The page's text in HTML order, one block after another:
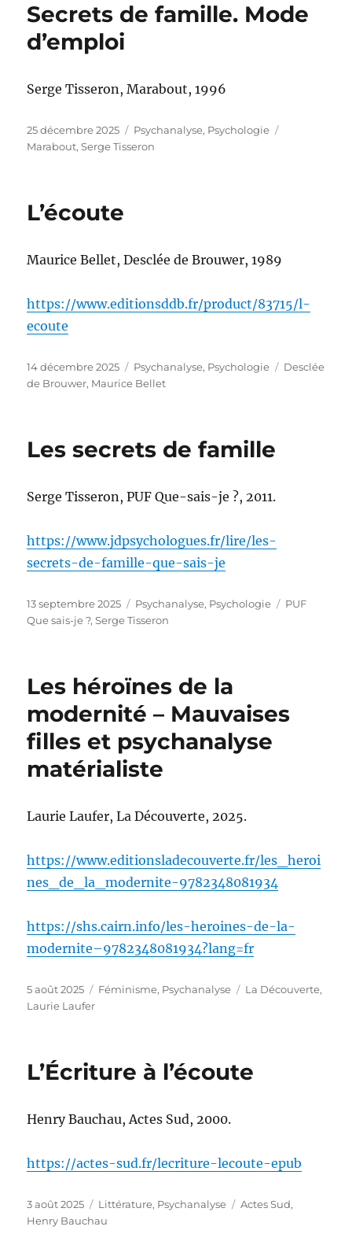
Secrets de famille. Mode
d’emploi
Serge Tisseron, Marabout, 1996
Publié
le
25 décembre 2025 Catégories
Psychanalyse, Psychologie
Marabout,Serge Tisseron
L’écoute
Maurice Bellet, Desclée de Brouwer, 1989
https://www.editionsddb.fr/product/83715/l-
ecoute
Publié
le
14 décembre 2025 Catégories
Psychanalyse, Psychologie Étiquettes
Desclée
de Brouwer, Maurice Bellet
Les secrets de famille
Serge Tisseron, PUF Que-sais-je ?, 2011.
https://www.jdpsychologues.fr/lire/les-
secrets-de-famille-que-sais-je
Publié
le
13 septembre 2025 Catégories
Psychanalyse, Psychologie Étiquettes
PUF
Que sais-je ?,Serge Tisseron
Les héroïnes de la
modernité – Mauvaises
filles et psychanalyse
matérialiste
Laurie Laufer, La Découverte, 2025.
https://www.editionsladecouverte.fr/les_heroi
nes_de_la_modernite-9782348081934
https://shs.cairn.info/les-heroines-de-la-
modernite–9782348081934?lang=fr
Publié
le
5 août 2025 Catégories
Féminisme, Psychanalyse Étiquettes
La Découverte,
Laurie Laufer
L’Écriture à l’écoute
Henry Bauchau, Actes Sud, 2000.
https://actes-sud.fr/lecriture-lecoute-epub
Publié
le
3 août 2025 Catégories
Littérature, Psychanalyse Étiquettes
Actes Sud,
Henry Bauchau